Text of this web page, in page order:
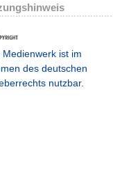
Medienwerk ist im
des deutschen
nutzbar.